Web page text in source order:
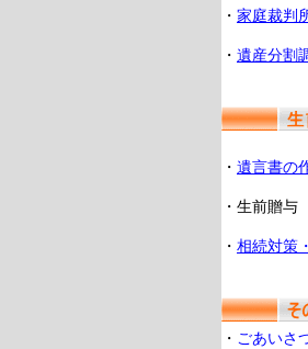
・ 家庭裁判
・ 遺産分割
・ 遺言書の
・生前贈与
・ 相続対策
・ ごあいさ